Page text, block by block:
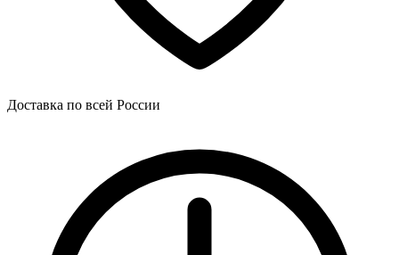
Доставка по всей России